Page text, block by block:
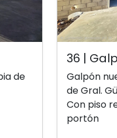
de
36 |
Galpón
de Gral.
Con piso
portón